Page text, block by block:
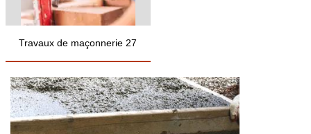
Travaux de maçonnerie 27